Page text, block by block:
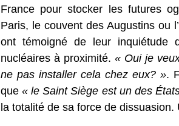
France pour stocker les futures
Paris, le couvent des Augustins ou
ont témoigné de leur inquiétude
nucléaires à proximité. « Oui je
ne pas installer cela chez eux? ».
que« le Saint Siège est un des
la totalité de sa force de dissuasion.